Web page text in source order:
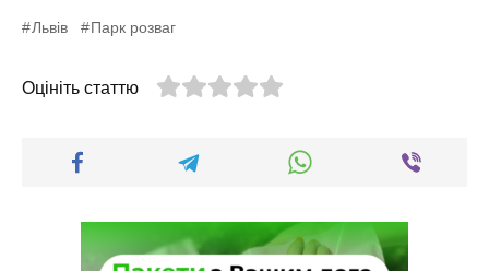
Львів Парк розваг
Оцініть статтю